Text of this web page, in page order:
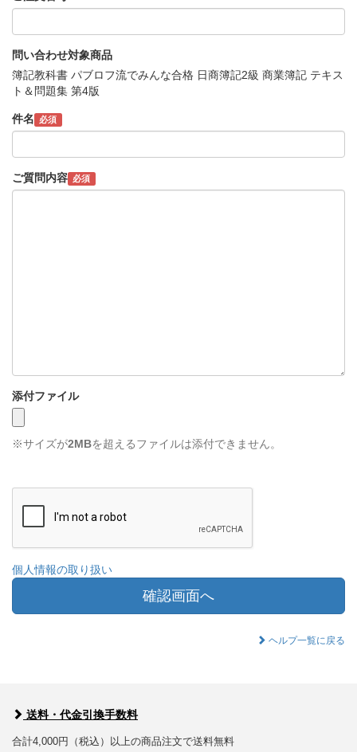
問い合わせ対象商品
簿記教科書 パブロフ流でみんな合格 日商簿記2級 商業簿記 テキス
ト＆問題集 第4版
件名 必須
ご質問内容 必須
添付ファイル
※サイズが2MBを超えるファイルは添付できません。
個人情報の取り扱い
確認画面へ
ヘルプ一覧に戻る
送料・代金引換手数料
合計4,000円（税込）以上の商品注文で送料無料